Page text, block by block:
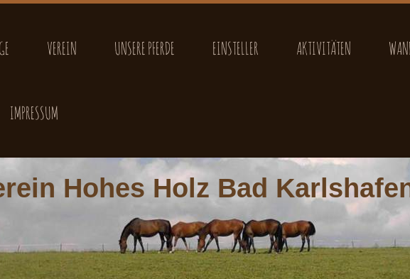
VEREIN UNSERE PFERDE EINSTELLER AKTIVITÄTEN
IMPRESSUM
Hohes Holz Bad